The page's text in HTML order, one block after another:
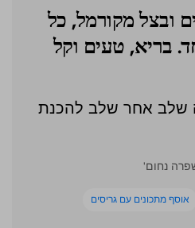
ובצל מקורמל, כל
בריא, טעים וקל
שלב אחר שלב להכנת
נחום'
אוסף מתכונים עם גריסים